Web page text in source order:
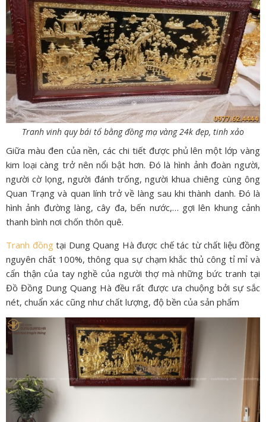
Tranh vinh quy bái tổ bằng đồng mạ vàng 24k đẹp, tinh xảo
Giữa màu đen của nền, các chi tiết được phủ lên một lớp vàng
kim loại càng trở nên nổi bật hơn. Đó là hình ảnh đoàn người,
người cờ lọng, người đánh trống, người khua chiêng cùng ông
Quan Trạng và quan lính trở về làng sau khi thành danh. Đó là
hình ảnh đường làng, cây đa, bến nước,… gợi lên khung cảnh
thanh bình nơi chốn thôn quê.
Tranh đồngtại Dung Quang Hà được chế tác từ chất liệu đồng
nguyên chất 100%, thông qua sự chạm khắc thủ công tỉ mỉ và
cẩn thận của tay nghề của người thợ mà những bức tranh tại
Đồ Đồng Dung Quang Hà đều rất được ưa chuộng bởi sự sắc
nét, chuẩn xác cũng như chất lượng, độ bền của sản phẩm